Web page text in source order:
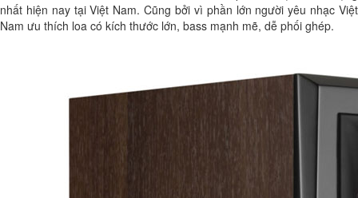
nhất hiện nay tại Việt Nam. Cũng bởi vì phần lớn người yêu nhạc Việt
Nam ưu thích loa có kích thước lớn, bass mạnh mẽ, dễ phối ghép.